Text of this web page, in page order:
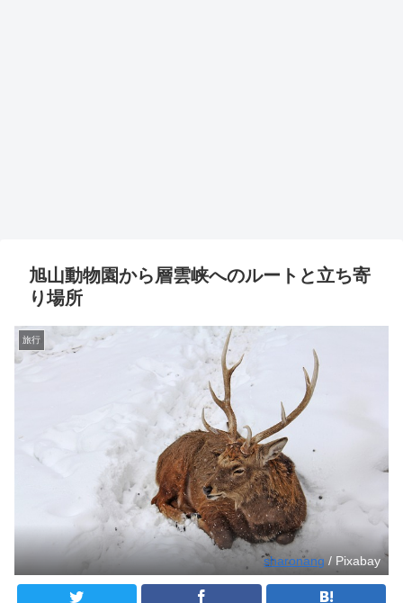
旭山動物園から層雲峡へのルートと立ち寄
り場所
旅行
sharonang / Pixabay